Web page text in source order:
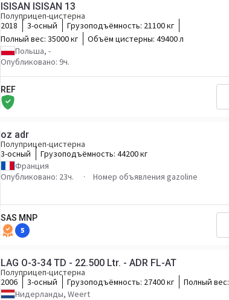
ISISAN ISISAN 13
Полуприцеп-цистерна
2018
3-осный Грузоподъёмность: 21100 кг
Полный вес: 35000 кг Объём цистерны: 49400 л
Польша, -
Опубликовано: 9ч.
REF
oz adr
Полуприцеп-цистерна
3-осный
Грузоподъёмность: 44200 кг
Франция
Опубликовано: 23ч.
Номер объявления gazoline
SAS MNP
5
LAG O-3-34 TD - 22.500 Ltr. - ADR FL-AT
Полуприцеп-цистерна
2006
3-осный Грузоподъёмность: 27400 кг Полный вес:
Нидерланды, Weert